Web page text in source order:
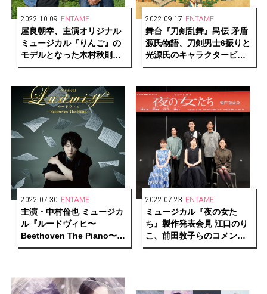
2022.10.09 ENTAME
屋良朝幸、主演オリジナル
ミュージカル『りんご』の
モデルとなった木村秋則氏
のりんご畑を訪問
2022.09.17 ENTAME
舞台『刀剣乱舞』禺伝 矛盾
源氏物語、刀剣男士6振りと
光源氏のキャラクタービジ
ュアルとメインビジュアル
2022.07.30 ENTAME
主演・中村倫也 ミュージカ
ル『ルードヴィヒ〜
Beethoven The Piano〜』
メインビジュアル・ソロカ
2022.07.23 ENTAME
ミュージカル『夜の女た
ち』製作発表会見 江口のり
こ、前田敦子らのコメント
到着！